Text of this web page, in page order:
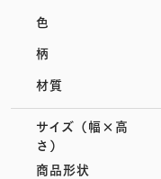
色
柄
材質
サイズ （幅×高
さ）
商品形状